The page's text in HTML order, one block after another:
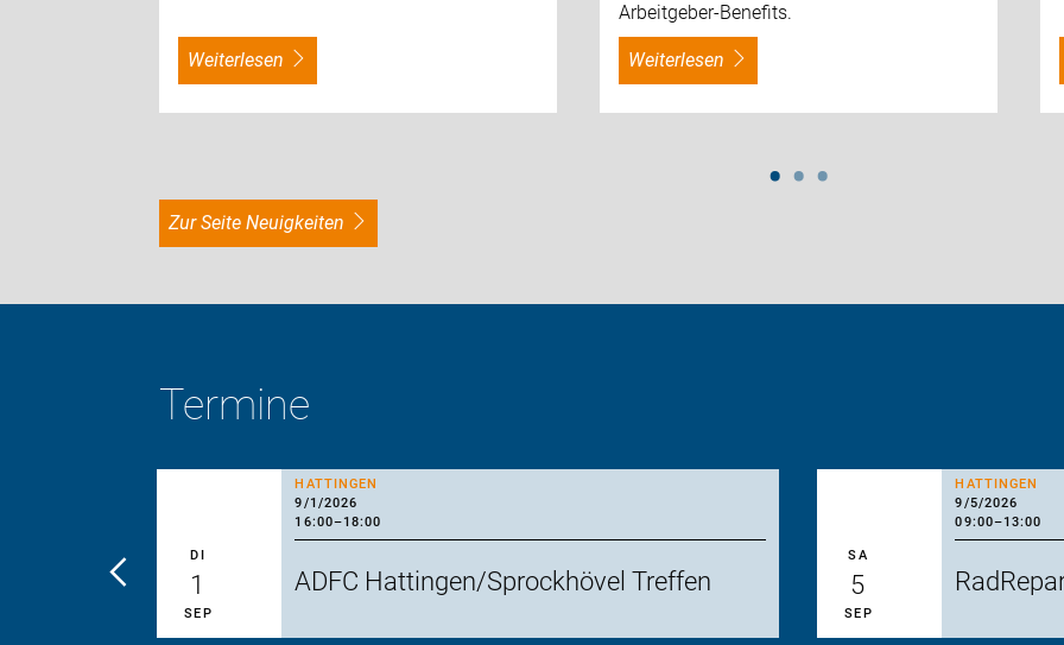
weiterlesen
Arbeitgeber-Benefits.
weiterlesen
zur Seite Neuigkeiten
Termine
HATTINGEN
9/1/2026
16:00–18:00
DI
1
SEP
ADFC Hattingen/Sprockhövel Treffen
HATTINGEN
9/5/2026
09:00–13:00
SA
5
SEP